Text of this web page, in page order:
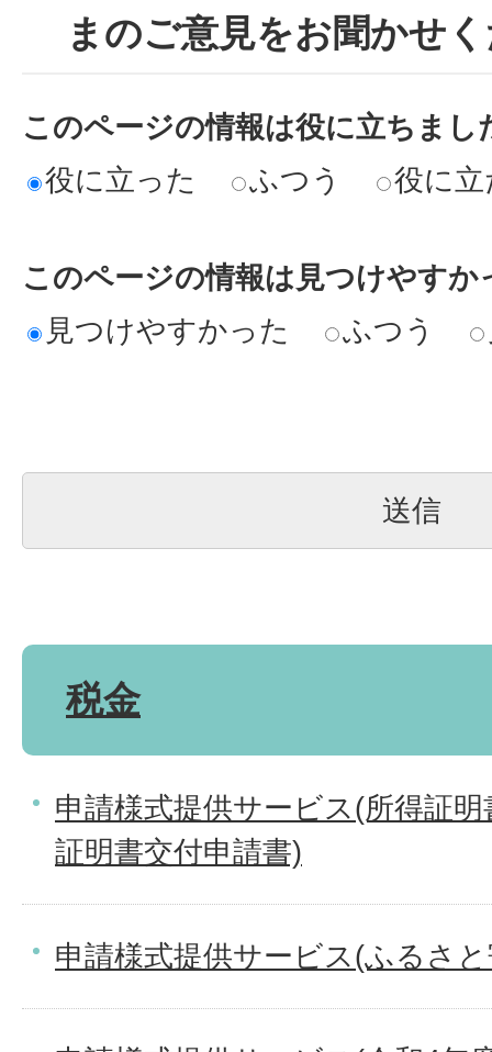
まのご意見をお聞かせ
このページの情報は役に立ちまし
役に立った
ふつう 役に
このページの情報は見つけやすか
見つけやすかった
ふつう
税金
申請様式提供サービス(所得証
証明書交付申請書)
申請様式提供サービス(ふるさ